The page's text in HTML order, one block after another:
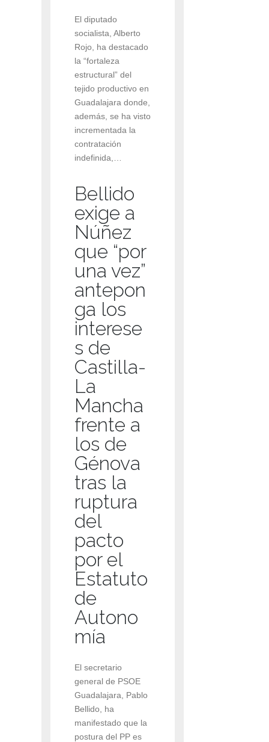
El diputado
socialista, Alberto
Rojo, ha destacado
la “fortaleza
estructural” del
tejido productivo en
Guadalajara donde,
además, se ha visto
incrementada la
contratación
indefinida,…
Bellido
exige a
Núñez
que “por
una vez”
antepon
ga los
interese
s de
Castilla-
La
Mancha
frente a
los de
Génova
tras la
ruptura
del
pacto
por el
Estatuto
de
Autono
mía
El secretario
general de PSOE
Guadalajara, Pablo
Bellido, ha
manifestado que la
postura del PP es